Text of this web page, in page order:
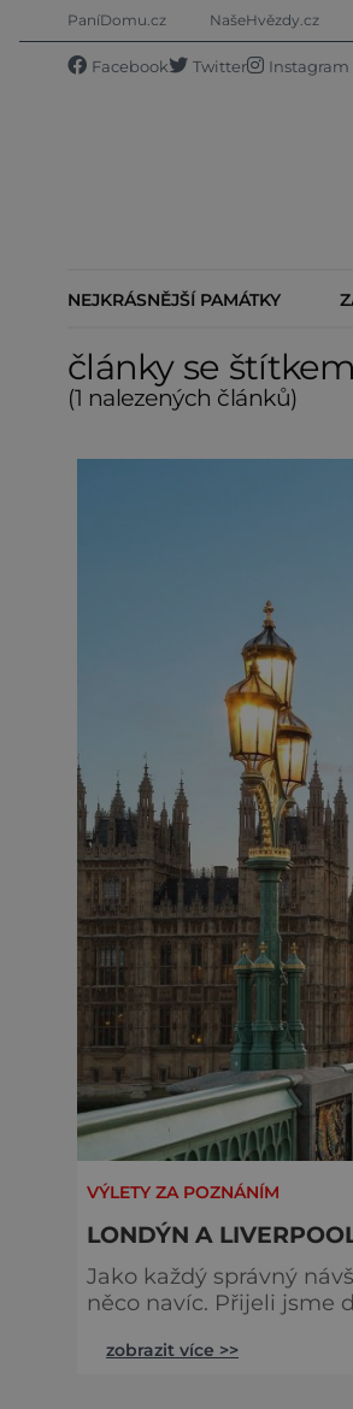
PaníDomu.cz NašeHvězdy.cz
Facebook Twitter Instagram
NEJKRÁSNĚJŠÍ PAMÁTKY
články se
(1 nalezených článků)
VÝLETY ZA POZNÁNÍM
LONDÝN A
Jako každý správný
něco navíc. Přijeli jsme
palác, sídlo královny. Nás bude zajímat, že v červnu 1965 tady Beatles převzali od královny Řád
zobrazit více >>